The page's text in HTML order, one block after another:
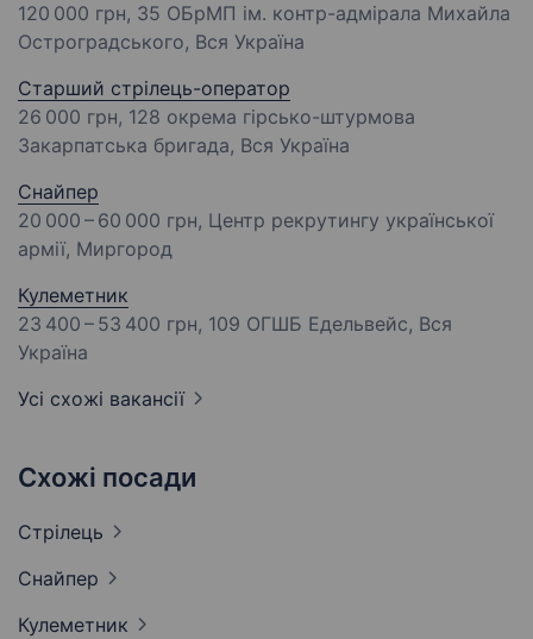
120 000 грн, 35 ОБрМП ім. контр-адмірала Михайла
Остроградського, Вся Україна
Старший стрілець-оператор
26 000 грн, 128 окрема гірсько-штурмова
Закарпатська бригада, Вся Україна
Снайпер
20 000 – 60 000 грн, Центр рекрутингу української
армії, Миргород
Кулеметник
23 400 – 53 400 грн, 109 ОГШБ Едельвейс, Вся
Україна
Усі схожі вакансії
Схожі посади
Стрілець
Снайпер
Кулеметник